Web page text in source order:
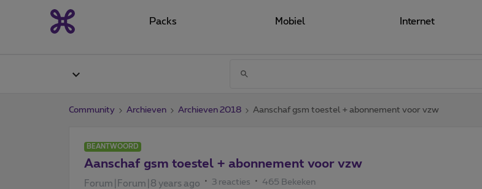
Packs Mobiel Internet
Community Archieven Archieven 2018 Aanschaf gsm toestel + abonnement voor vzw
BEANTWOORD
Aanschaf gsm toestel + abonnement voor vzw
Forum|Forum|8 years ago 3 reacties 465 Bekeken